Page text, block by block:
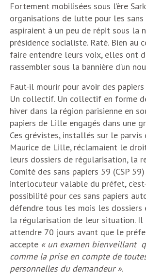
Fortement mobilisées sous l’ère
organisations de lutte pour les sans
aspiraient à un peu de répit sous la
présidence socialiste. Raté. Bien au
faire entendre leurs voix, elles ont
rassembler sous la bannière d’un
Faut-il mourir pour avoir des
Un collectif. Un collectif en forme
hiver dans la région parisienne en
papiers de Lille engagés dans une
Ces grévistes, installés sur le parvis
Maurice de Lille, réclamaient le
leurs dossiers de régularisation, la
Comité des sans papiers 59 (CSP
interlocuteur valable du préfet,
possibilité pour ces sans papiers
défendre tous les mois les dossiers
la régularisation de leur situation.
attendre 70 jours avant que le
accepte « un examen bienveillant
comme la prise en compte de
personnelles du demandeur ».